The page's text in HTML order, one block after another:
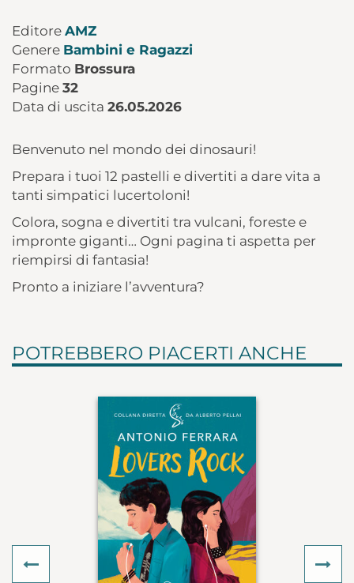
Editore AMZ
Genere Bambini e Ragazzi
Formato Brossura
Pagine 32
Data di uscita 26.05.2026
Benvenuto nel mondo dei dinosauri!
Prepara i tuoi 12 pastelli e divertiti a dare vita a
tanti simpatici lucertoloni!
Colora, sogna e divertiti tra vulcani, foreste e
impronte giganti… Ogni pagina ti aspetta per
riempirsi di fantasia!
Pronto a iniziare l’avventura?
POTREBBERO PIACERTI ANCHE
Previous